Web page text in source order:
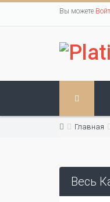
Вы можете
Главная
Весь